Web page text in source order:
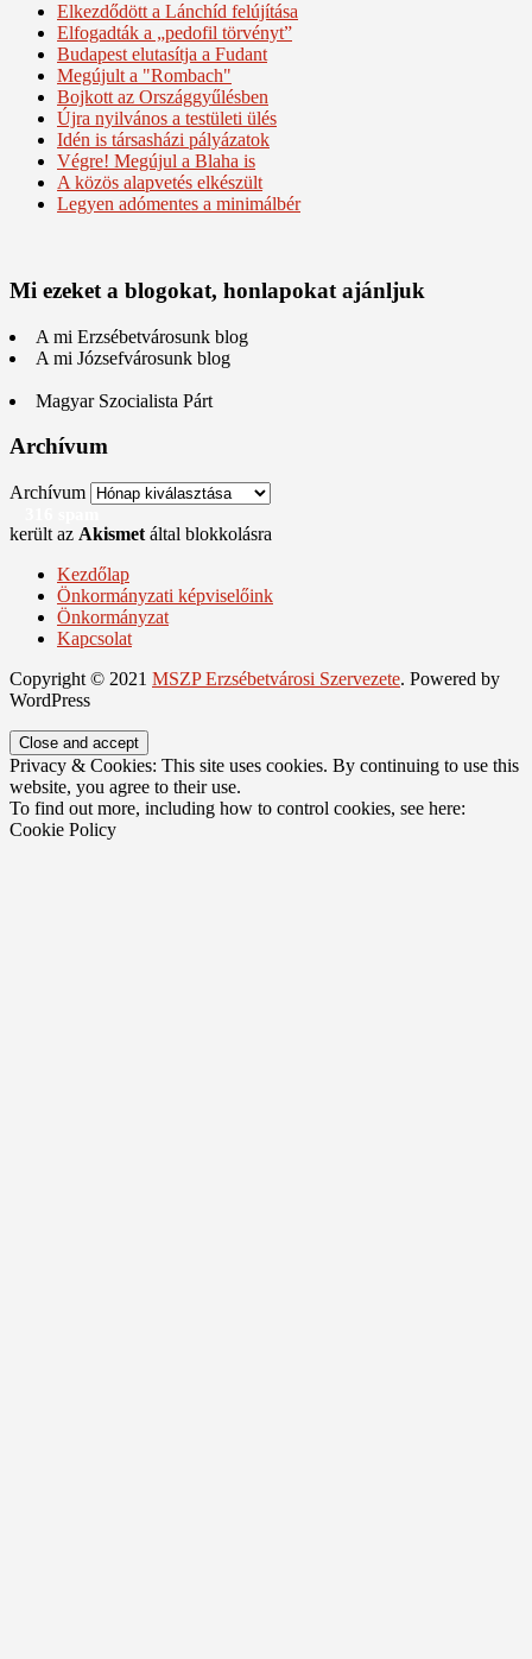
Elkezdődött a Lánchíd felújítása
Elfogadták a „pedofil törvényt”
Budapest elutasítja a Fudant
Megújult a "Rombach"
Bojkott az Országgyűlésben
Újra nyilvános a testületi ülés
Idén is társasházi pályázatok
Végre! Megújul a Blaha is
A közös alapvetés elkészült
Legyen adómentes a minimálbér
Mi ezeket a blogokat, honlapokat ajánljuk
A mi Erzsébetvárosunk blog
A mi Józsefvárosunk blog
Magyar Szocialista Párt
Archívum
Archívum
került az Akismet által blokkolásra
Kezdőlap
Önkormányzati képviselőink
Önkormányzat
Kapcsolat
Copyright © 2021 MSZP Erzsébetvárosi Szervezete. Powered by
WordPress
Privacy & Cookies: This site uses cookies. By continuing to use this
website, you agree to their use.
To find out more, including how to control cookies, see here:
Cookie Policy